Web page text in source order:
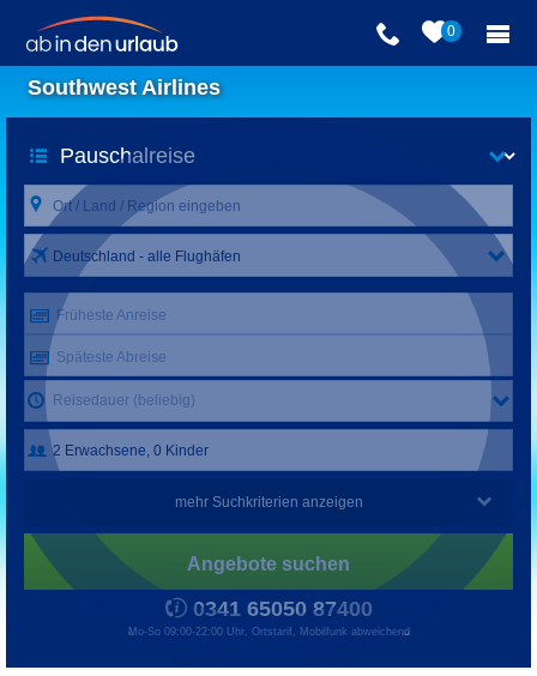
0
Southwest Airlines
Deutschland - alle Flughäfen
Früheste Anreise
Späteste Abreise
Reisedauer (beliebig)
mehr Suchkriterien anzeigen
Angebote suchen
0341 65050 87400
Mo-So 09:00-22:00 Uhr, Ortstarif, Mobilfunk abweichend